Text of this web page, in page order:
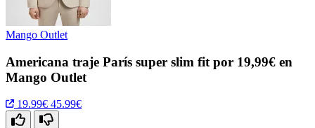
Mango Outlet
Americana traje París super slim fit por 19,99€ en
Mango Outlet
19.99€ 45.99€